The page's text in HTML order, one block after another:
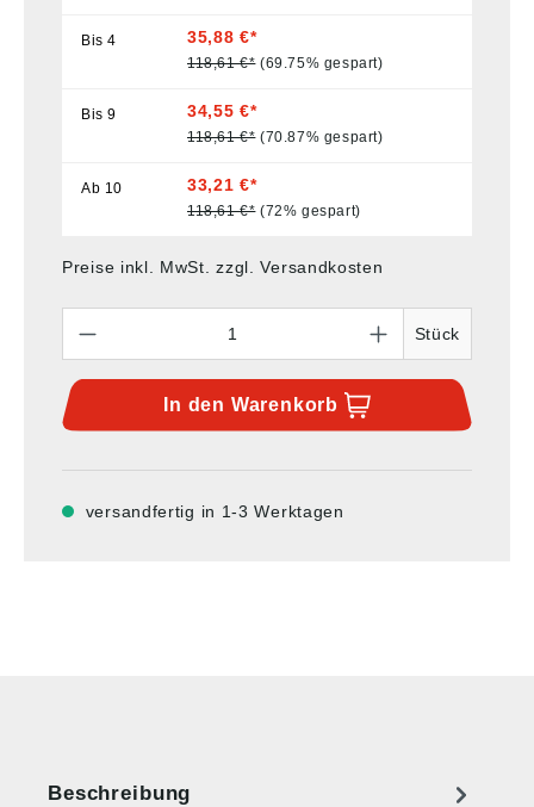
Bis4 35,88 €*
118,61 €* (69.75% gespart)
Bis9 34,55 €*
118,61 €* (70.87% gespart)
Ab 10 33,21 €*
118,61 €* (72% gespart)
Preise inkl. MwSt. zzgl. Versandkosten
Stück
In den Warenkorb
versandfertig in 1-3 Werktagen
Beschreibung